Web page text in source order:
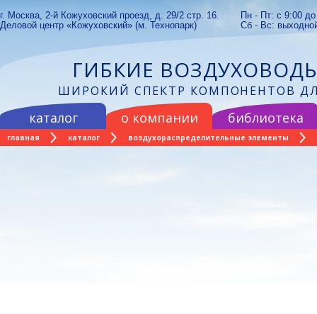
г. Москва, 2-й Кожуховский проезд, д. 29/2 стр. 16.
Деловой центр «Кожуховский» (м. Технопарк)
Пн - Пт: с 9:00
Сб - Вс:
ГИБКИЕ ВОЗДУХОВОДЫ
ШИРОКИЙ СПЕКТР КОМПОНЕНТОВ
каталог о компании библиотека
главная каталог
воздухораспределительные элементы